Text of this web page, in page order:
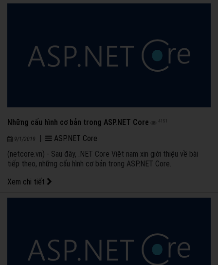
Những cấu hình cơ bản trong ASP.NET Core 4151
9/1/2019 |
ASP.NET Core
(netcore.vn) - Sau đây, .NET Core Việt nam xin giới thiệu về bài
tiếp theo, những cấu hình cơ bản trong ASP.NET Core.
Xem chi tiết